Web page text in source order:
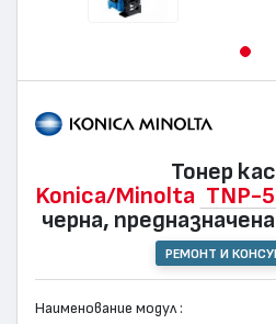
Тонер
Konica/Minolta TNP-
черна,
РЕМОНТ И
Наименование модул :